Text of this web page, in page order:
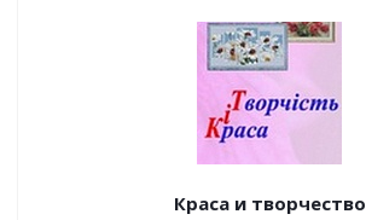
Краса и творчество